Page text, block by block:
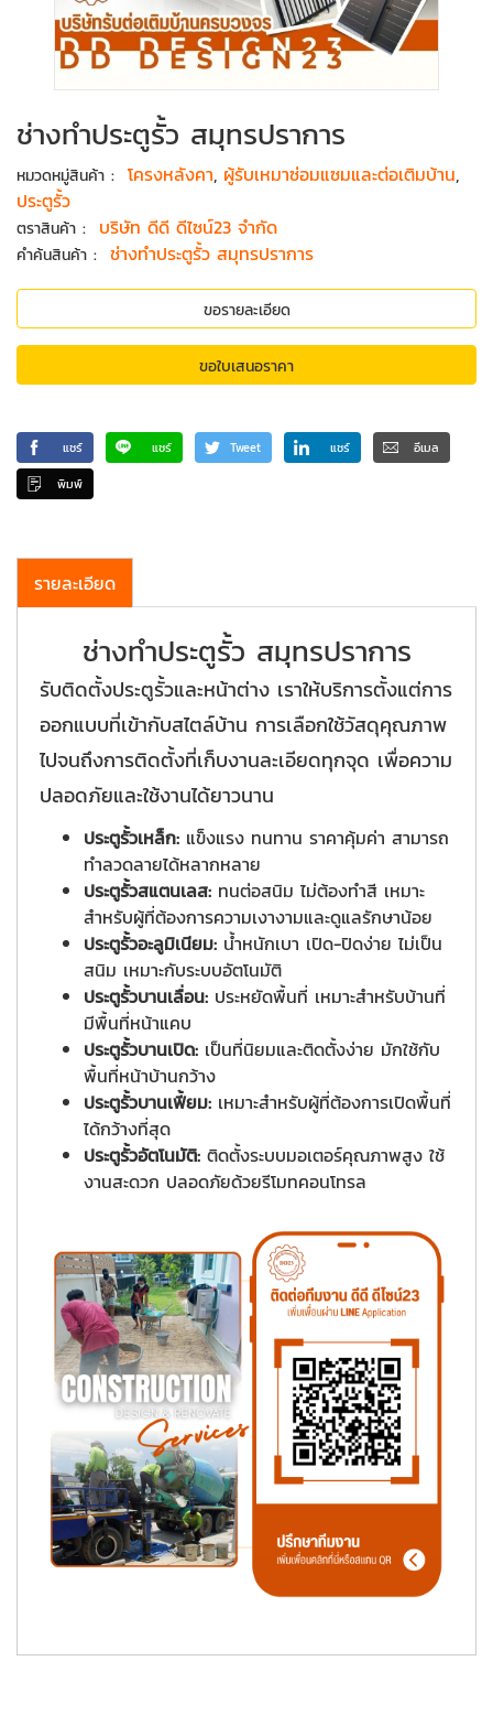
ช่างทำประตูรั้ว สมุทรปราการ
หมวดหมู่สินค้า : โครงหลังคา, ผู้รับเหมาซ่อมแซมและต่อเติมบ้าน,
ประตูรั้ว
ตราสินค้า : บริษัท ดีดี ดีไซน์23 จำกัด
คำค้นสินค้า : ช่างทำประตูรั้ว สมุทรปราการ
ขอรายละเอียด
ขอใบเสนอราคา
แชร์ แชร์ Tweet แชร์ อีเมล
พิมพ์
รายละเอียด
ช่างทำประตูรั้ว สมุทรปราการ
รับติดตั้งประตูรั้วและหน้าต่าง เราให้บริการตั้งแต่การ
ออกแบบที่เข้ากับสไตล์บ้าน การเลือกใช้วัสดุคุณภาพ
ไปจนถึงการติดตั้งที่เก็บงานละเอียดทุกจุด เพื่อความ
ปลอดภัยและใช้งานได้ยาวนาน
ประตูรั้วเหล็ก: แข็งแรง ทนทาน ราคาคุ้มค่า สามารถ
ทำลวดลายได้หลากหลาย
ประตูรั้วสแตนเลส: ทนต่อสนิม ไม่ต้องทำสี เหมาะ
สำหรับผู้ที่ต้องการความเงางามและดูแลรักษาน้อย
ประตูรั้วอะลูมิเนียม: น้ำหนักเบา เปิด-ปิดง่าย ไม่เป็น
สนิม เหมาะกับระบบอัตโนมัติ
ประตูรั้วบานเลื่อน: ประหยัดพื้นที่ เหมาะสำหรับบ้านที่
มีพื้นที่หน้าแคบ
ประตูรั้วบานเปิด: เป็นที่นิยมและติดตั้งง่าย มักใช้กับ
พื้นที่หน้าบ้านกว้าง
ประตูรั้วบานเฟี้ยม: เหมาะสำหรับผู้ที่ต้องการเปิดพื้นที่
ได้กว้างที่สุด
ประตูรั้วอัตโนมัติ: ติดตั้งระบบมอเตอร์คุณภาพสูง ใช้
งานสะดวก ปลอดภัยด้วยรีโมทคอนโทรล